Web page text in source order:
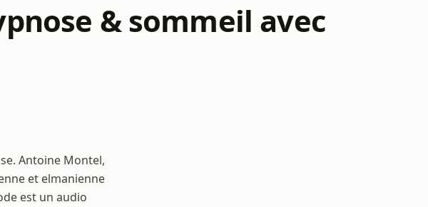
& sommeil avec
Antoine Montel,
et elmanienne
est un audio